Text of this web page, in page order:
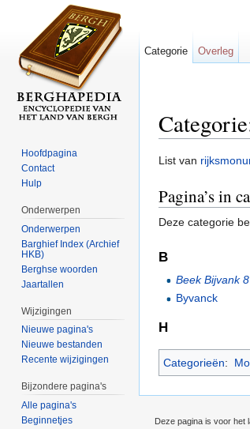
List van
Pagina’s in
Deze categorie
B
Beek Bijvank 8
Byvanck
H
Categorieën:
Categorie Overleg
Hoofdpagina
Contact
Hulp
Onderwerpen
Onderwerpen
Barghief Index (Archief
HKB)
Berghse woorden
Jaartallen
Wijzigingen
Nieuwe pagina's
Nieuwe bestanden
Recente wijzigingen
Bijzondere pagina's
Alle pagina's
Beginnetjes
Deze pagina is voor het